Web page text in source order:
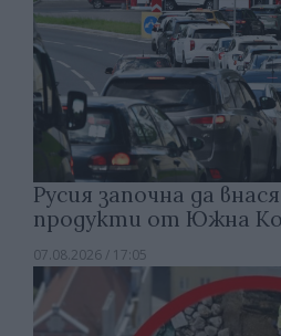
Русия започна да
продукти от Южна
07.08.2026 / 17:05